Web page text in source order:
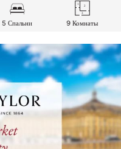
5 Спальни 9 Комнаты